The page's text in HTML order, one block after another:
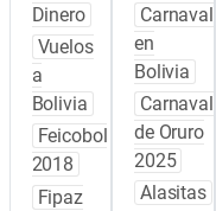
Dinero
Vuelos
a
Bolivia
Feicobol
2018
Fipaz
Carnaval
en
Bolivia
Carnaval
de Oruro
2025
Alasitas